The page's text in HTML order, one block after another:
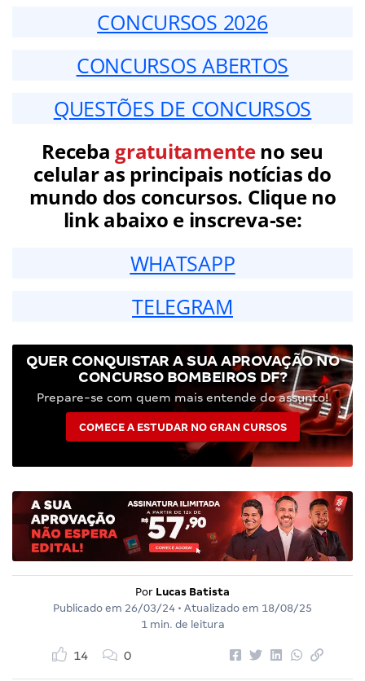
CONCURSOS 2026
CONCURSOS ABERTOS
QUESTÕES DE CONCURSOS
Receba gratuitamenteno seu
celular as principais notícias do
mundo dos concursos. Clique no
link abaixo e inscreva-se:
WHATSAPP
TELEGRAM
QUER CONQUISTAR A SUA APROVAÇÃO NO
CONCURSO BOMBEIROS DF?
Prepare-se com quem mais entende do assunto!
COMECE A ESTUDAR NO GRAN CURSOS
Por Lucas Batista
Publicado em 26/03/24 • Atualizado em 18/08/25
1 min. de leitura
14 0